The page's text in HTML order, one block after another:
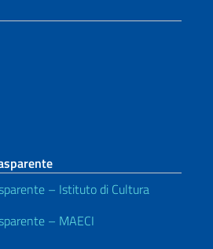
– Istituto di Cultura
– MAECI